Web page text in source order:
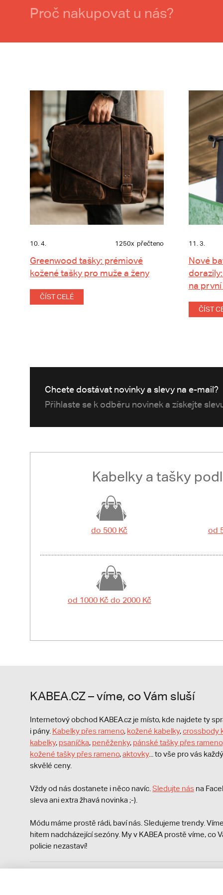
Proč nakupovat u nás?
10. 4. 1250x přečteno
Greenwood tašky: prémiové
kožené tašky pro muže a ženy
ČÍST CELÉ
11. 3.
Nové
na
ČÍST
Chcete dostávat novinky a slevy na e-mail?
Přihlaste se k odběru novinek a získejte
Kabelky a tašky
do 500 Kč od
od 1000 Kč do 2000 Kč
KABEA.CZ – víme, co Vám sluší
Internetový obchod KABEA.cz je místo, kde najdete ty
i pány. Kabelky přes rameno, kožené kabelky,crossbody
kabelky, psaníčka, peněženky, pánské tašky přes rameno
kožené tašky přes rameno,aktovky... to vše pro vás
skvělé ceny.
Vždy od nás dostanete i něco navíc. Sledujte nás na
sleva ani extra žhavá novinka ;-).
Módu máme prostě rádi, baví nás. Sledujeme trendy.
hitem nadcházející sezóny. My v KABEA prostě víme, co
policie nezastaví!